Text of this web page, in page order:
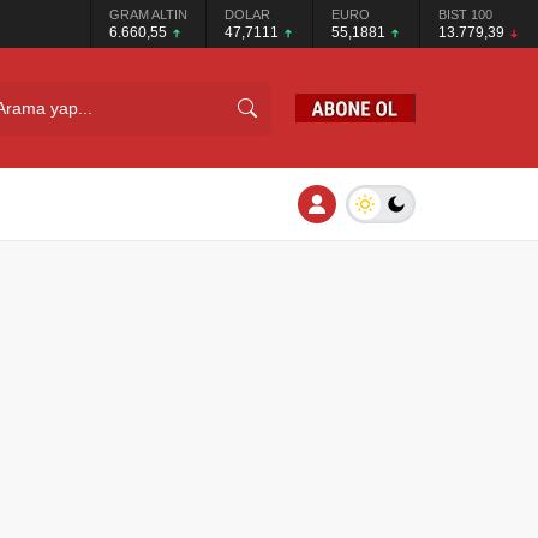
GRAM ALTIN
6.660,55
DOLAR
47,7111
EURO
55,1881
BIST 100
13.779,39